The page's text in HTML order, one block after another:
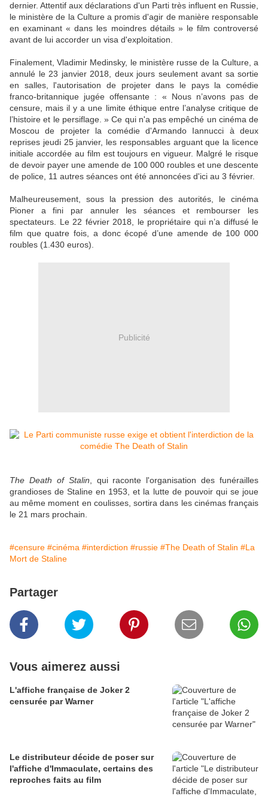
dernier. Attentif aux déclarations d'un Parti très influent en Russie,
le ministère de la Culture a promis d'agir de manière responsable
en examinant « dans les moindres détails » le film controversé
avant de lui accorder un visa d'exploitation.
Finalement, Vladimir Medinsky, le ministère russe de la Culture, a
annulé le 23 janvier 2018, deux jours seulement avant sa sortie
en salles, l'autorisation de projeter dans le pays la comédie
franco-britannique jugée offensante :
« Nous n’avons pas de
censure, mais il y a une limite éthique entre l’analyse critique de
l’histoire et le persiflage. » Ce qui n'a pas empêché un cinéma de
Moscou de projeter la comédie d'Armando Iannucci à deux
reprises jeudi 25 janvier, les responsables arguant que la licence
initiale accordée au film est toujours en vigueur. Malgré le risque
de devoir payer une amende de 100 000 roubles et une descente
de police, 11 autres séances ont été annoncées d'ici au 3 février.
Malheureusement, sous la pression des autorités, le cinéma
Pioner a fini par annuler les séances et rembourser les
spectateurs. Le 22 février 2018, le propriétaire qui n’a diffusé le
film que quatre fois, a donc écopé d’une amende de 100 000
roubles (1.430 euros).
Publicité
The Death of Stalin , qui raconte l'organisation des funérailles
grandioses de Staline en 1953, et la lutte de pouvoir qui se joue
au même moment en coulisses, sortira dans les cinémas français
le 21 mars prochain.
#censure #cinéma #interdiction #russie #The Death of Stalin #La
Mort de Staline
Partager
Vous aimerez aussi
L'affiche française de Joker 2
censurée par Warner
Le distributeur décide de poser sur
l'affiche d'Immaculate, certains des
reproches faits au film